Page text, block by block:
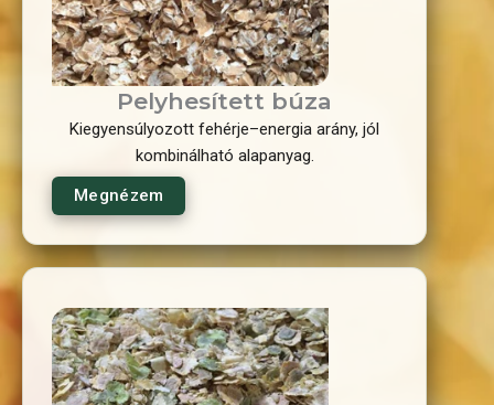
Pelyhesített búza
Kiegyensúlyozott fehérje–energia arány, jól
kombinálható alapanyag.
Megnézem